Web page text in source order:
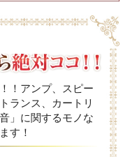
！アンプ、スピー
ランス、カートリ
」に関するモノな
す！